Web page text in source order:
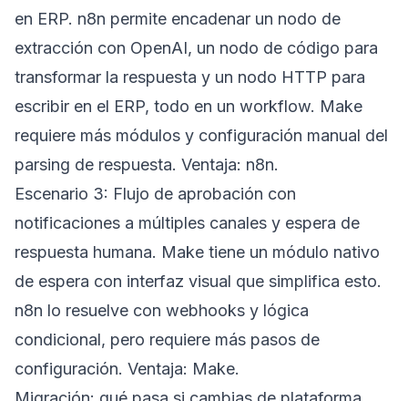
en ERP. n8n permite encadenar un nodo de
extracción con OpenAI, un nodo de código para
transformar la respuesta y un nodo HTTP para
escribir en el ERP, todo en un workflow. Make
requiere más módulos y configuración manual del
parsing de respuesta. Ventaja: n8n.
Escenario 3: Flujo de aprobación con
notificaciones a múltiples canales y espera de
respuesta humana. Make tiene un módulo nativo
de espera con interfaz visual que simplifica esto.
n8n lo resuelve con webhooks y lógica
condicional, pero requiere más pasos de
configuración. Ventaja: Make.